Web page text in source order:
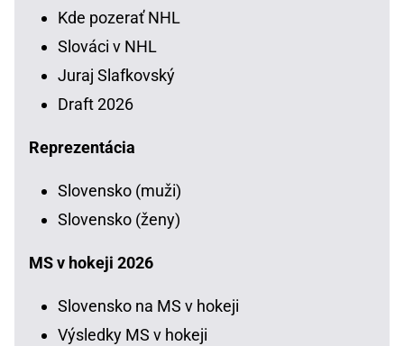
Kde pozerať NHL
Slováci v NHL
Juraj Slafkovský
Draft 2026
Reprezentácia
Slovensko (muži)
Slovensko (ženy)
MS v hokeji 2026
Slovensko na MS v hokeji
Výsledky MS v hokeji